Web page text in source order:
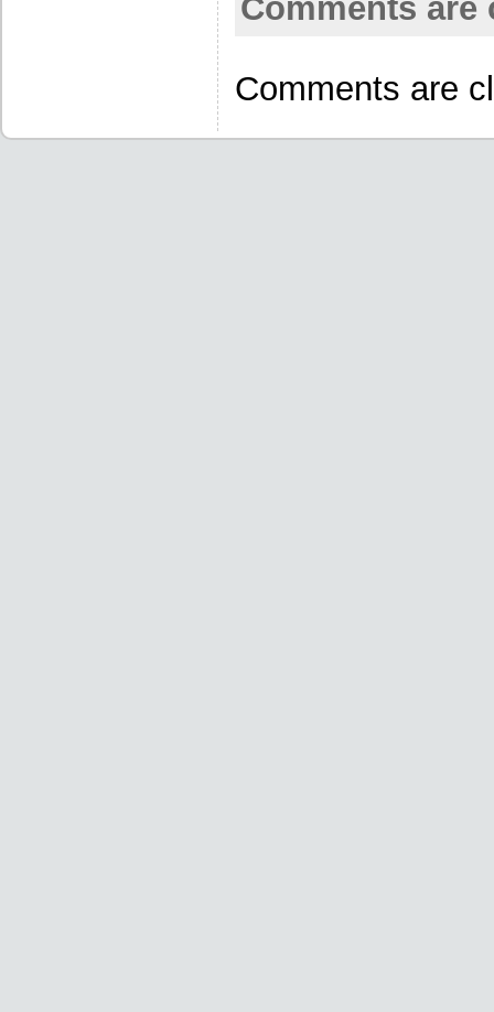
Comments are
Comments are